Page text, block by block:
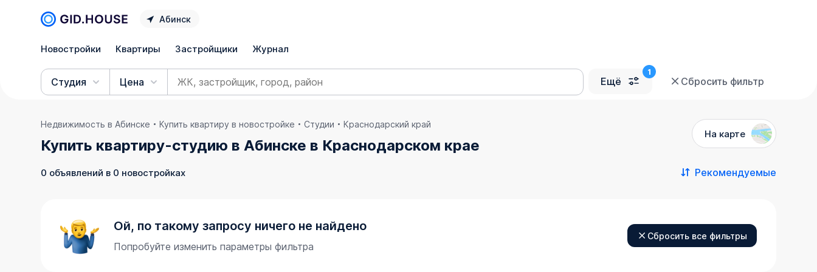
Абинск
Новостройки Квартиры Застройщики Журнал
Студия Цена Ещё Сбросить фильтр
Недвижимость в Абинске Купить квартиру в новостройке Студии Краснодарский край
Купить квартиру-студию в Абинске в Краснодарском крае
На карте
0 объявлений в 0 новостройках Рекомендуемые
Ой, по такому запросу ничего не найдено
Попробуйте изменить параметры фильтра
Сбросить все фильтры